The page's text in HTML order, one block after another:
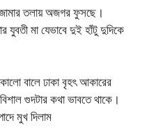
তলায় অজগর ফুসছে।
যুবতী মা যেভাবে দুই হাঁটু দুদিকে
বালে ঢাকা বৃহৎ আকারের
গুদটার কথা ভাবতে থাকে।
মুখ দিলাম